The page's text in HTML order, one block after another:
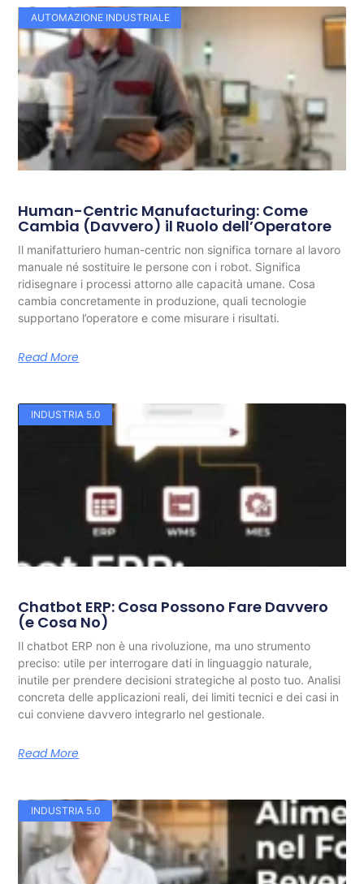
AUTOMAZIONE INDUSTRIALE
Human-Centric Manufacturing: Come
Cambia (Davvero) il Ruolo dell’Operatore
Il manifatturiero human-centric non significa tornare al lavoro
manuale né sostituire le persone con i robot. Significa
ridisegnare i processi attorno alle capacità umane. Cosa
cambia concretamente in produzione, quali tecnologie
supportano l’operatore e come misurare i risultati.
Read More
INDUSTRIA 5.0
Chatbot ERP: Cosa Possono Fare Davvero
(e Cosa No)
Il chatbot ERP non è una rivoluzione, ma uno strumento
preciso: utile per interrogare dati in linguaggio naturale,
inutile per prendere decisioni strategiche al posto tuo. Analisi
concreta delle applicazioni reali, dei limiti tecnici e dei casi in
cui conviene davvero integrarlo nel gestionale.
Read More
INDUSTRIA 5.0